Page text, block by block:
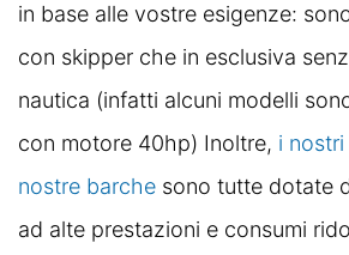
in base alle vostre esigenze:
con skipper che in esclusiva
nautica (infatti alcuni modelli
con motore 40hp) Inoltre, i
nostre barche sono tutte dotate
ad alte prestazioni e consumi